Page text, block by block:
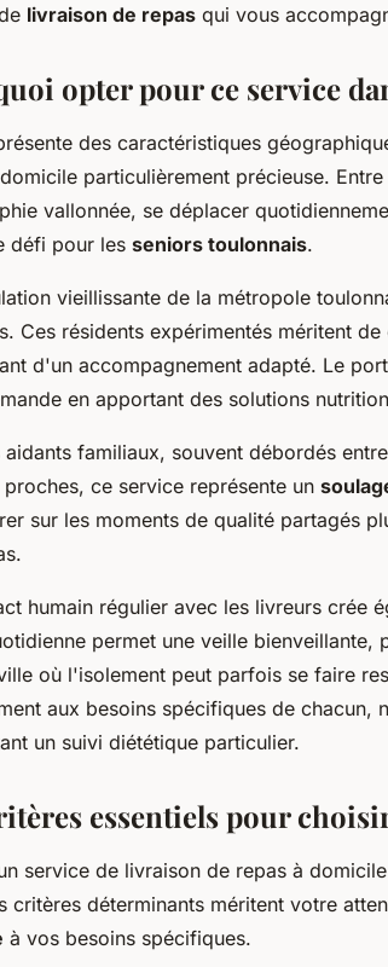
livraison de repas qui vous
opter pour ce service
des caractéristiques
particulièrement précieuse.
vallonnée, se déplacer
défi pour les seniors toulonnais.
vieillissante de la métropole
Ces résidents expérimentés méritent
d'un accompagnement adapté. Le
en apportant des solutions
aidants familiaux, souvent débordés
ce service représente un
sur les moments de qualité partagés
humain régulier avec les livreurs crée
permet une veille bienveillante,
où l'isolement peut parfois se faire
aux besoins spécifiques de chacun,
un suivi diététique particulier.
essentiels pour
service de livraison de repas à
critères déterminants méritent votre
à vos besoins spécifiques.